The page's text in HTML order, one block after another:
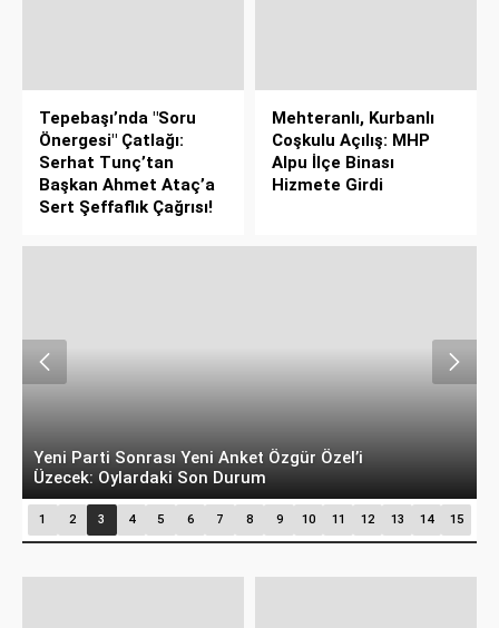
Tepebaşı’nda "Soru
Önergesi" Çatlağı:
Serhat Tunç’tan
Başkan Ahmet Ataç’a
Sert Şeffaflık Çağrısı!
Mehteranlı, Kurbanlı
Coşkulu Açılış: MHP
Alpu İlçe Binası
Hizmete Girdi
Yeni Parti Sonrası Yeni Anket Özgür Özel’i
Üzecek: Oylardaki Son Durum
1 2 3 4 5 6 7 8 9 10 11 12 13 14 15